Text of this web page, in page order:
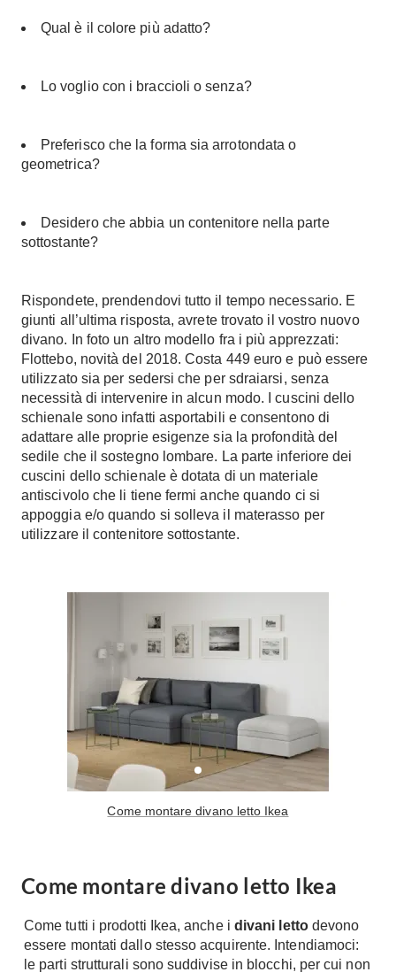
Qual è il colore più adatto?
Lo voglio con i braccioli o senza?
Preferisco che la forma sia arrotondata o
geometrica?
Desidero che abbia un contenitore nella parte
sottostante?
Rispondete, prendendovi tutto il tempo necessario. E
giunti all’ultima risposta, avrete trovato il vostro nuovo
divano. In foto un altro modello fra i più apprezzati:
Flottebo, novità del 2018. Costa 449 euro e può essere
utilizzato sia per sedersi che per sdraiarsi, senza
necessità di intervenire in alcun modo. I cuscini dello
schienale sono infatti asportabili e consentono di
adattare alle proprie esigenze sia la profondità del
sedile che il sostegno lombare. La parte inferiore dei
cuscini dello schienale è dotata di un materiale
antiscivolo che li tiene fermi anche quando ci si
appoggia e/o quando si solleva il materasso per
utilizzare il contenitore sottostante.
Come montare divano letto Ikea
Come montare divano letto Ikea
Come tutti i prodotti Ikea, anche i divani lettodevono
essere montati dallo stesso acquirente. Intendiamoci:
le parti strutturali sono suddivise in blocchi, per cui non